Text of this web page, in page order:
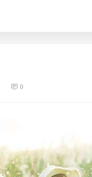
0